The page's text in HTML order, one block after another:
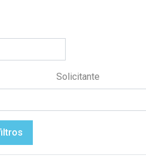
Solicitante